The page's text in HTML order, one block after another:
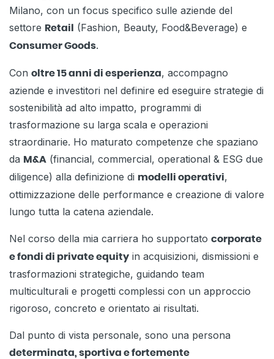
Milano, con un focus specifico sulle aziende del
settore Retail (Fashion, Beauty, Food&Beverage) e
Consumer Goods.
Con oltre 15 anni di esperienza, accompagno
aziende e investitori nel definire ed eseguire strategie di
sostenibilità ad alto impatto, programmi di
trasformazione su larga scala e operazioni
straordinarie. Ho maturato competenze che spaziano
da M&A (financial, commercial, operational & ESG due
diligence) alla definizione di modelli operativi,
ottimizzazione delle performance e creazione di valore
lungo tutta la catena aziendale.
Nel corso della mia carriera ho supportato corporate
e fondi di private equity in acquisizioni, dismissioni e
trasformazioni strategiche, guidando team
multiculturali e progetti complessi con un approccio
rigoroso, concreto e orientato ai risultati.
Dal punto di vista personale, sono una persona
determinata, sportiva e fortemente